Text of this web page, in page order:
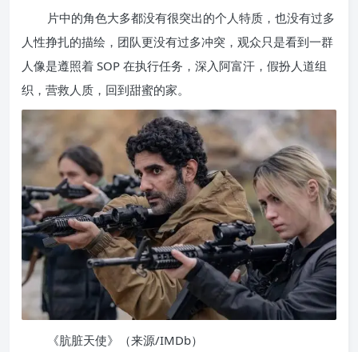
片中的角色大多都没有很突出的个人特质，也没有过多
人性挣扎的描绘，团队更没有过多冲突，观众只是看到一群
人像是遵照着 SOP 在执行任务，深入阿富汗，假扮人道组
织，营救人质，回到甜蜜的家。
《肮脏天使》（来源/IMDb）